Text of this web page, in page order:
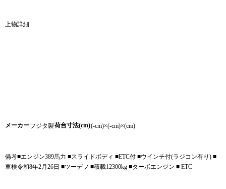
上物詳細
メーカーフジタ製荷台寸法(cm)(-cm)×(-cm)×(cm)
備考■エンジン389馬力 ■スライドボディ ■ETC付 ■ウインチ付(ラジコン有り) ■
車検令和8年2月26日 ■ツーデフ ■積載12300kg ■ターボエンジン ■ ETC